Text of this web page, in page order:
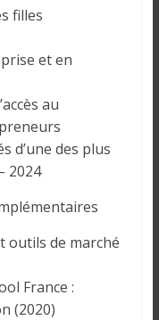
filles
et en
au
d’une des plus
2024
outils de marché
France :
(2020)